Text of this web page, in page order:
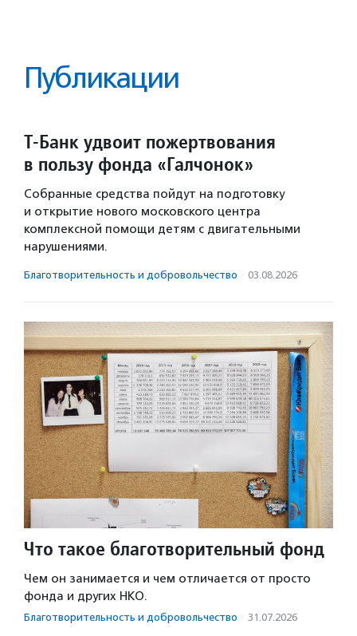
Публикации
Т-Банк удвоит пожертвования
в пользу фонда «Галчонок»
Собранные средства пойдут на подготовку
и открытие нового московского центра
комплексной помощи детям с двигательными
нарушениями.
Благотвори­тель­ность и доброволь­чест­во · 03.08.2026
Что такое благотворительный фонд
Чем он занимается и чем отличается от просто
фонда и других НКО.
Благотвори­тель­ность и доброволь­чест­во · 31.07.2026